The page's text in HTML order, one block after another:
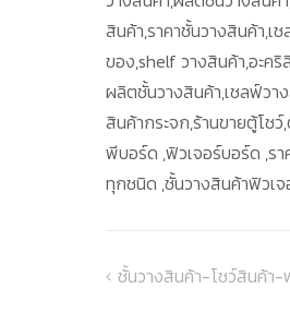
สินค้า,ราคาชั้นวางสินค้า,เ
ของ,shelf วางสินค้า,อะค
ผลิตชั้นวางสินค้า,เชลฟ์วา
สินค้ากระจก,ร้านขายตู้โช
พีบอร์ด ,ฟิวเจอร์บอร์ด ,ร
ทุกชนิด ,ชั้นวางสินค้าฟิวเ
แนะแนว
ชั้นวางสินค้า-โชว์สินค้า